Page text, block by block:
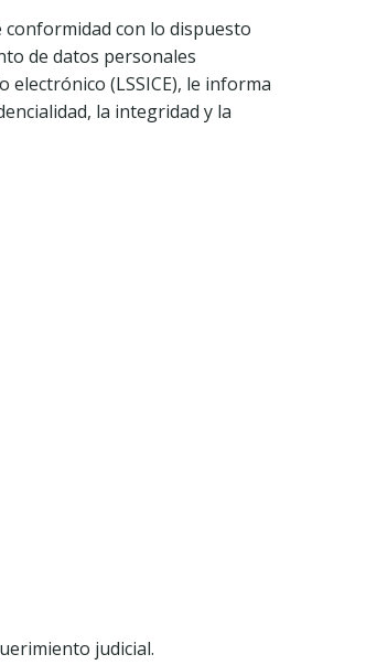
conformidad con lo dispuesto
de datos personales
electrónico (LSSICE), le informa
la integridad y la
judicial.